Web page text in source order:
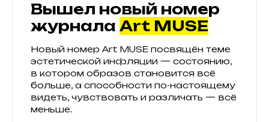
Вышел новый номер
журнала Art MUSE
Новый номер Art MUSE посвящён теме
эстетической инфляции — состоянию,
в котором образов становится всё
больше, а способности по-настоящему
видеть, чувствовать и различать — всё
меньше.